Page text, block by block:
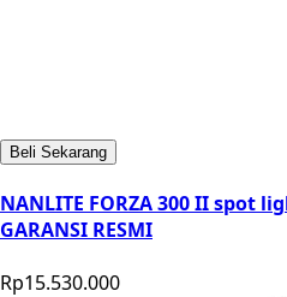
Beli Sekarang
NANLITE FORZA 300 II spot
GARANSI RESMI
Rp15.530.000